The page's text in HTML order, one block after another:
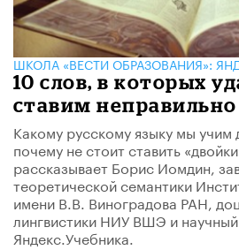
ШКОЛА «ВЕСТИ ОБРАЗОВАНИЯ»:
10 слов, в которых
ставим неправильно
Какому русскому языку мы учим
почему не стоит ставить
рассказывает Борис Иомдин,
теоретической семантики
имени В.В. Виноградова РАН,
лингвистики НИУ ВШЭ и научный
Яндекс.Учебника.